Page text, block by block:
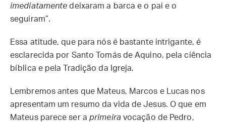
imediatamente deixaram a barca e o pai e o
seguiram”.
Essa atitude, que para nós é bastante intrigante, é
esclarecida por Santo Tomás de Aquino, pela ciência
bíblica e pela Tradição da Igreja.
Lembremos antes que Mateus, Marcos e Lucas nos
apresentam um resumo da vida de Jesus. O que em
Mateus parece ser aprimeiravocação de Pedro,